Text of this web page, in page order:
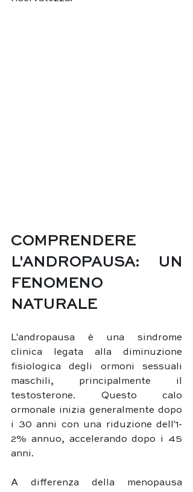
COMPRENDERE
L'ANDROPAUSA: UN
FENOMENO
NATURALE
L'andropausa è una sindrome
clinica legata alla diminuzione
fisiologica degli ormoni sessuali
maschili, principalmente il
testosterone. Questo calo
ormonale inizia generalmente dopo
i 30 anni con una riduzione dell'1-
2% annuo, accelerando dopo i 45
anni.
A differenza della menopausa